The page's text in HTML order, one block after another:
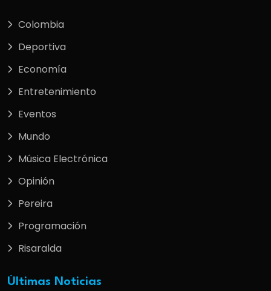
Colombia
Deportiva
Economía
Entretenimiento
Eventos
Mundo
Música Electrónica
Opinión
Pereira
Programación
Risaralda
Últimas Noticias